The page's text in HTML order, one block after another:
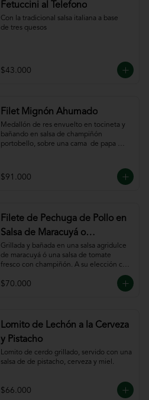
Fetuccini al Telefono
Con la tradicional salsa italiana a base
de tres quesos
$43.000
Filet Mignón Ahumado
Medallón de res envuelto en tocineta y
bañando en salsa de champiñón
portobello, sobre una cama  de papa
$91.000
Filete de Pechuga de Pollo en
Salsa de Maracuyá o
Pomodoro
Grillada y bañada en una salsa agridulce
de maracuyá ó una salsa de tomate
fresco con champiñón. A su elección con
espiral o puré.
$70.000
Lomito de Lechón a la Cerveza
y Pistacho
Lomito de cerdo grillado, servido con una
salsa de de pistacho, cerveza y miel.
$66.000